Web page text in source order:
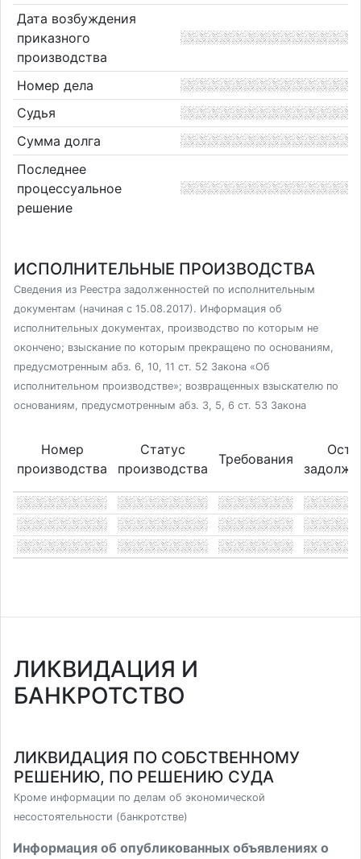
Дата возбуждения
приказного
производства
Номер дела
Судья
Сумма долга
Последнее
процессуальное
решение
ИСПОЛНИТЕЛЬНЫЕ ПРОИЗВОДСТВА
Сведения из Реестра задолженностей по исполнительным
документам (начиная с 15.08.2017). Информация об
исполнительных документах, производство по которым не
окончено; взыскание по которым прекращено по основаниям,
предусмотренным абз. 6, 10, 11 ст. 52 Закона «Об
исполнительном производстве»; возвращенных взыскателю по
основаниям, предусмотренным абз. 3, 5, 6 ст. 53 Закона
Номер
производства
Статус
производства
Требования
ЛИКВИДАЦИЯ И
БАНКРОТСТВО
ЛИКВИДАЦИЯ ПО СОБСТВЕННОМУ
РЕШЕНИЮ, ПО РЕШЕНИЮ СУДА
Кроме информации по делам об экономической
несостоятельности (банкротстве)
Информация об опубликованных объявлениях о